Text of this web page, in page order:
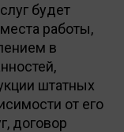
будет
работы,
в
штатных
от его
договор